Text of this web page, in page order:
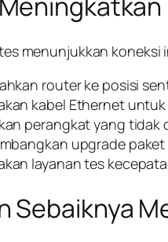
menunjukkan
router ke posisi
kabel Ethernet
perangkat yang tidak
upgrade
layanan tes
Sebaiknya